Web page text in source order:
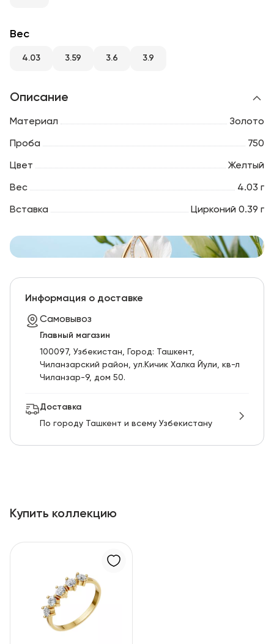
Вес
4.03 3.59 3.6 3.9
Описание
Материал Золото
Проба 750
Цвет Желтый
Вес 4.03 г
Вставка Цирконий 0.39 г
Информация о доставке
Самовывоз
Главный магазин
100097, Узбекистан, Город: Ташкент,
Чиланзарский pайон, ул.Кичик Халка Йули, кв-л
Чиланзар-9, дом 50.
Доставка
По городу Ташкент и всему Узбекистану
Купить коллекцию